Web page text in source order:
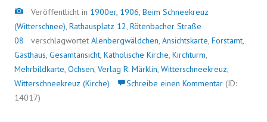
Bild
Veröffentlicht in 1900er, 1906, Beim Schneekreuz
(Witterschnee), Rathausplatz 12, Rötenbacher Straße
08
verschlagwortet Alenbergwäldchen, Ansichtskarte, Forstamt,
Gasthaus, Gesamtansicht, Katholische Kirche, Kirchturm,
Mehrbildkarte, Ochsen, Verlag R. Märklin, Witterschneekreuz,
Witterschneekreuz (Kirche)
Schreibe einen Kommentar (ID:
14017)